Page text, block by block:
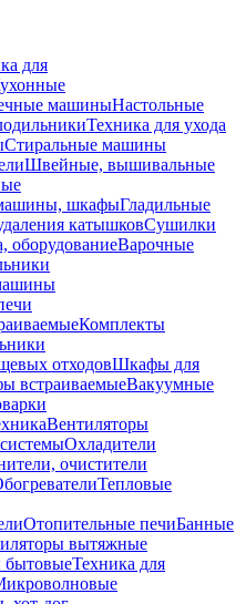
для
машиныНастольные
Техника для ухода
Стиральные машины
Швейные, вышивальные
шкафыГладильные
катышковСушилки
оборудованиеВарочные
Комплекты
отходовШкафы для
встраиваемыеВакуумные
Вентиляторы
Охладители
очистители
Тепловые
Отопительные печиБанные
вытяжные
бытовыеТехника для